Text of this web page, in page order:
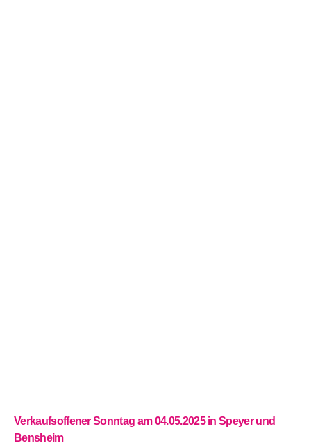
Verkaufsoffener Sonntag am 04.05.2025 in Speyer und
Bensheim